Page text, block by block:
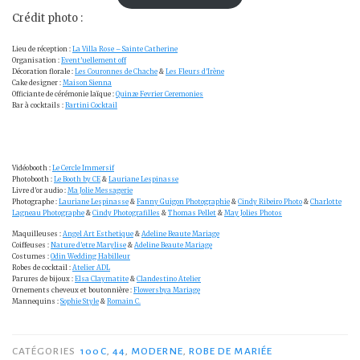
Crédit photo :
Lieu de réception : La Villa Rose – Sainte Catherine
Organisation : Event’uellement off
Décoration florale : Les Couronnes de Chache & Les Fleurs d’Irène
Cake designer : Maison Sienna
Officiante de cérémonie laïque : Quinze Fevrier Ceremonies
Bar à cocktails : Bartini Cocktail
Vidéobooth : Le Cercle Immersif
Photobooth : Le Booth by CE& Lauriane Lespinasse
Livre d’or audio : Ma Jolie Messagerie
Photographe : Lauriane Lespinasse & Fanny Guigon Photographie & Cindy Ribeiro Photo & Charlotte
Lagneau Photographe & Cindy Photografilles & Thomas Pellet & May Jolies Photos
Maquilleuses : Angel Art Esthetique & Adeline Beaute Mariage
Coiffeuses : Nature d’etre Marylise & Adeline Beaute Mariage
Costumes : Odin Wedding Habilleur
Robes de cocktail : Atelier ADL
Parures de bijoux : Elsa Claymatite & Clandestino Atelier
Ornements cheveux et boutonnière : Flowersbya Mariage
Mannequins : Sophie Style & Romain C.
CATÉGORIES 100C, 44, MODERNE, ROBE DE MARIÉE